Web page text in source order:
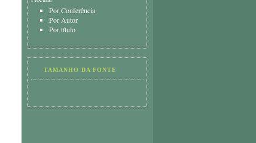
Por Conferência
Por Autor
Por título
TAMANHO DA FONTE